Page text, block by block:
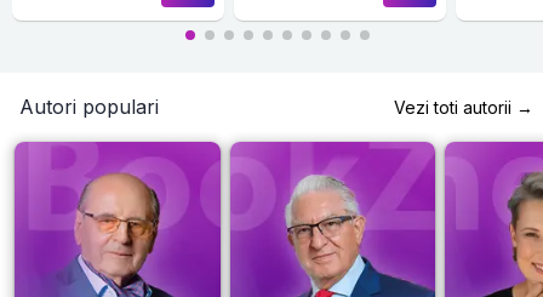
Autori populari Vezi toti autorii →